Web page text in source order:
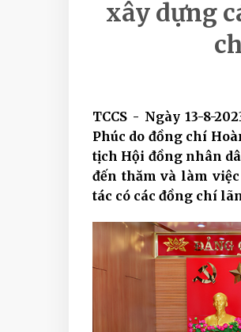
xây dựng
TCCS - Ngày 13-8-
Phúc do đồng chí
tịch Hội đồng nhân
đến thăm và làm
tác có các đồng chí